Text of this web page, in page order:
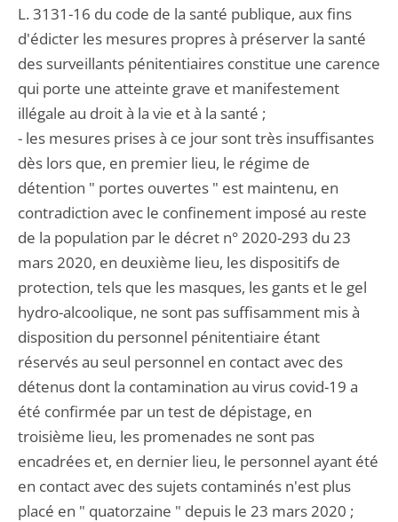
L. 3131-16 du code de la santé publique, aux fins
d'édicter les mesures propres à préserver la santé
des surveillants pénitentiaires constitue une carence
qui porte une atteinte grave et manifestement
illégale au droit à la vie et à la santé ;
- les mesures prises à ce jour sont très insuffisantes
dès lors que, en premier lieu, le régime de
détention " portes ouvertes " est maintenu, en
contradiction avec le confinement imposé au reste
de la population par le décret n° 2020-293 du 23
mars 2020, en deuxième lieu, les dispositifs de
protection, tels que les masques, les gants et le gel
hydro-alcoolique, ne sont pas suffisamment mis à
disposition du personnel pénitentiaire étant
réservés au seul personnel en contact avec des
détenus dont la contamination au virus covid-19 a
été confirmée par un test de dépistage, en
troisième lieu, les promenades ne sont pas
encadrées et, en dernier lieu, le personnel ayant été
en contact avec des sujets contaminés n'est plus
placé en " quatorzaine " depuis le 23 mars 2020 ;